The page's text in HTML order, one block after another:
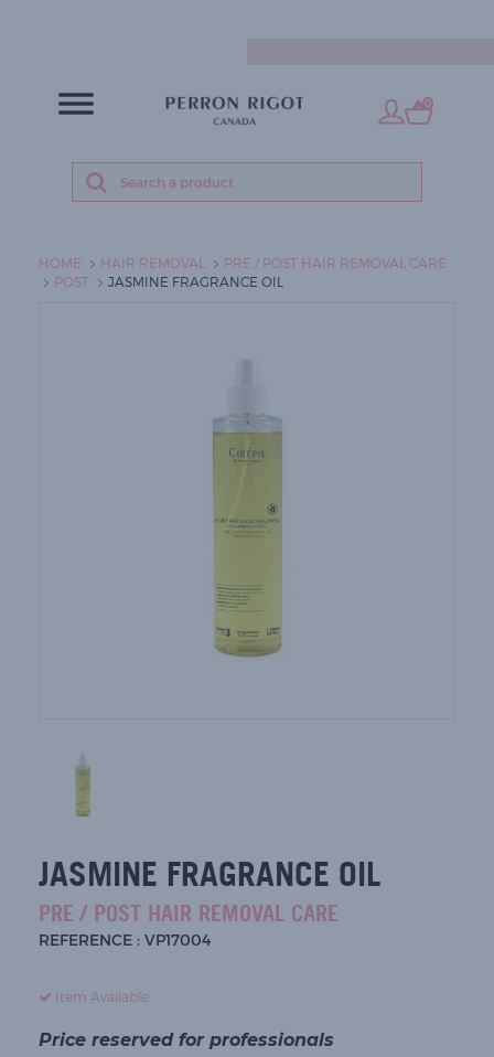
0
HOME HAIR REMOVAL
PRE / POST HAIR REMOVAL CARE
POST
JASMINE FRAGRANCE OIL
JASMINE FRAGRANCE OIL
PRE / POST HAIR REMOVAL CARE
REFERENCE : VP17004
Item Available
Price reserved for professionals